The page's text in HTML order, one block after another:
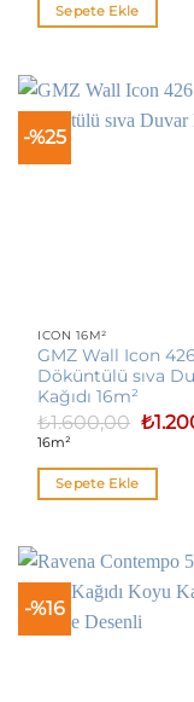
Sepete Ekle
-%25
ICON 16M²
GMZ Wall Icon
Döküntülü sıva
Kağıdı 16m²
₺1.600,00
fiyat:
₺
16m²
Sepete Ekle
-%16